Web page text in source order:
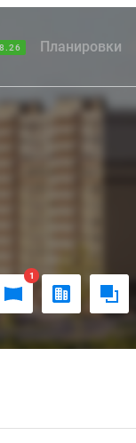
Планировки
1